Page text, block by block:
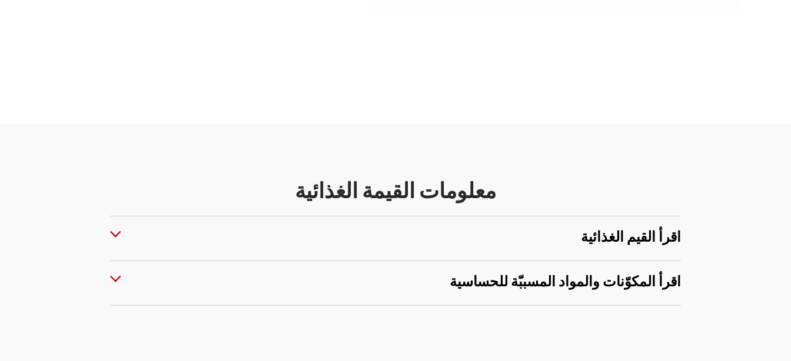
معلومات القيمة الغذائية
اقرأ القيم الغذائية
اقرأ المكوّنات والمواد المسببّة للحساسية